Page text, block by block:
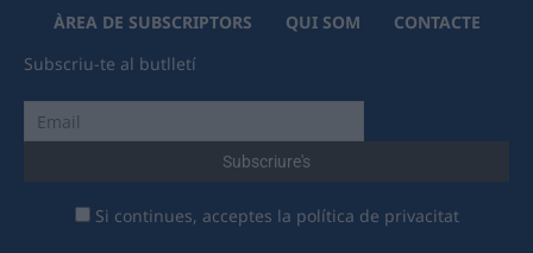
ÀREA DE SUBSCRIPTORS QUI SOM
CONTACTE
Subscriu-te al butlletí
Si continues, acceptes la política de privacitat